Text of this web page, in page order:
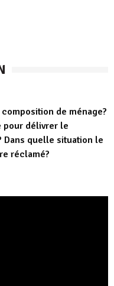
de ménage?
pour délivrer le
Dans quelle situation le
réclamé?